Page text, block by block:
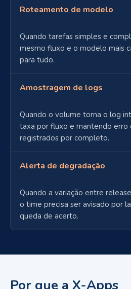
Roteamento de modelo
Quando tarefas simples e
mesmo fluxo e o modelo mais
para tudo.
Amostragem de logs
Quando o volume torna o log
taxa por fluxo e mantendo erro
registrados por completo.
Alerta de degradação
Quando a variação entre
o time precisa ser avisado por
queda de acerto.
Por que a X-Apps